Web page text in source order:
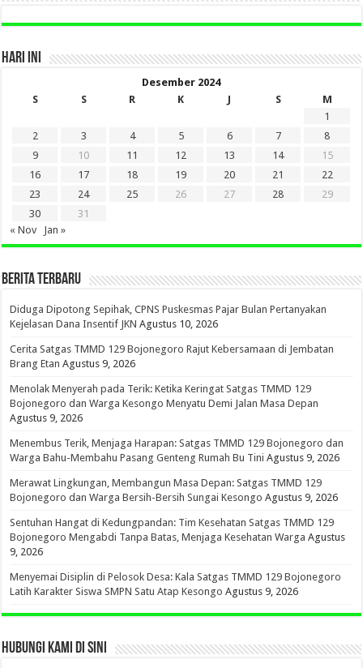
HARI INI
Desember 2024
S
S R K J S
M
1
2
3 4 5 6 7
8
9
10 11 12 13 14
15
16
17 18 19 20 21
22
23
24 25 26 27 28
29
30
31
« Nov
Jan »
BERITA TERBARU
Diduga Dipotong Sepihak, CPNS Puskesmas Pajar Bulan Pertanyakan
Kejelasan Dana Insentif JKN Agustus 10, 2026
Cerita Satgas TMMD 129 Bojonegoro Rajut Kebersamaan di Jembatan
Brang Etan Agustus 9, 2026
Menolak Menyerah pada Terik: Ketika Keringat Satgas TMMD 129
Bojonegoro dan Warga Kesongo Menyatu Demi Jalan Masa Depan
Agustus 9, 2026
Menembus Terik, Menjaga Harapan: Satgas TMMD 129 Bojonegoro dan
Warga Bahu-Membahu Pasang Genteng Rumah Bu Tini Agustus 9, 2026
Merawat Lingkungan, Membangun Masa Depan: Satgas TMMD 129
Bojonegoro dan Warga Bersih-Bersih Sungai Kesongo Agustus 9, 2026
Sentuhan Hangat di Kedungpandan: Tim Kesehatan Satgas TMMD 129
Bojonegoro Mengabdi Tanpa Batas, Menjaga Kesehatan Warga Agustus
9, 2026
Menyemai Disiplin di Pelosok Desa: Kala Satgas TMMD 129 Bojonegoro
Latih Karakter Siswa SMPN Satu Atap Kesongo Agustus 9, 2026
HUBUNGI KAMI DI SINI